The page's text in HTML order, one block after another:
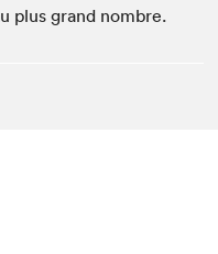
plus grand nombre.